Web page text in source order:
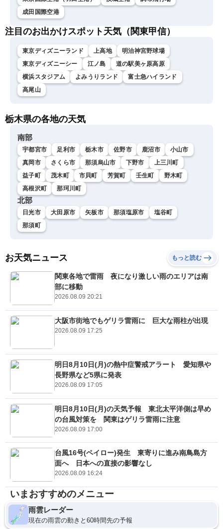
成田国際空港
注目のお出かけスポット天気（関東甲信）
東京ディズニーランド 上高地
明治神宮野球場
東京ディズニーシー
江ノ島
道の駅美ヶ原高原
横浜スタジアム
よみうりランド
富士急ハイランド
高尾山
栃木県の各地の天気
南部
宇都宮市 足利市 栃木市 佐野市 鹿沼市
小山市
真岡市
さくら市 那須烏山市 下野市
上三川町
益子町
茂木町 市貝町 芳賀町 壬生町
野木町
高根沢町
那珂川町
北部
日光市 大田原市 矢板市 那須塩原市
塩谷町
那須町
お天気ニュース もっと読む
関東各地で雷雨 夜になり激しい雨のエリアは南
部に移動
2026.08.09 20:21
大阪市街地でもゲリラ雷雨に 巨大な雨柱が出現
2026.08.09 17:25
明日8月10日(月)の熱中症警戒アラート 愛知県や
長野県など5県に発表
2026.08.09 17:05
明日8月10日(月)の天気予報 東北太平洋側は早め
の台風対策を 関東はゲリラ雷雨に注意
2026.08.09 17:00
台風16号(ペイロー)発生 東寄りに進み南鳥島方
面へ 日本への直接の影響なし
2026.08.09 16:24
いまおすすめのメニュー
雨雲レーダー
現在の雨雲の動きと60時間先の予報